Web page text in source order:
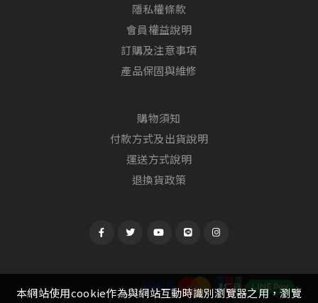
隱私權條款
會員權益說明
訂購及注意事項
產品保固與維修
購物須知
付款方式及出貨說明
運送方式說明
退換貨政策
本網站使用cookie作為與網站互動時識別瀏覽器之用，瀏覽